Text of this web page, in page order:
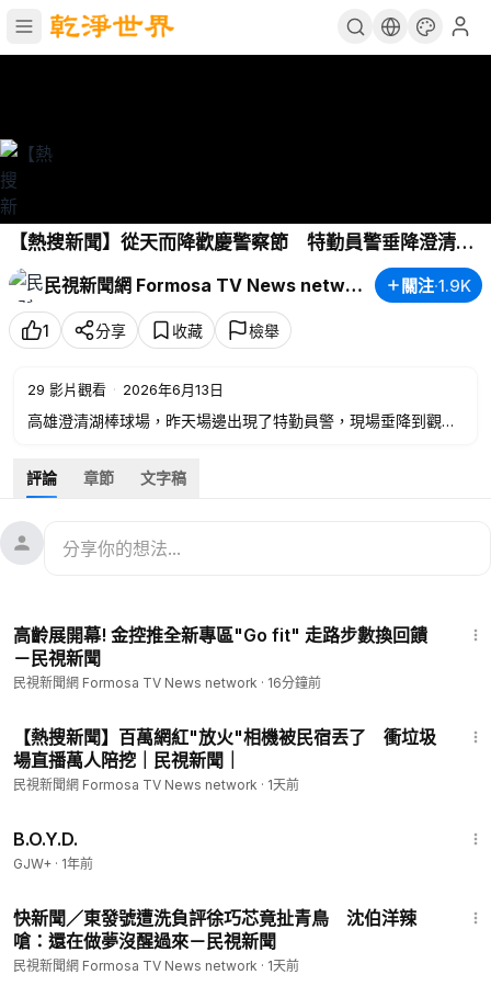
【熱搜新聞】從天而降歡慶警察節 特勤員警垂降澄清湖
球場｜民視新聞｜
民視新聞網 Formosa TV News network
關注·1.9K
1 分享 收藏 檢舉
29 影片觀看 · 2026年6月13日
高雄澄清湖棒球場，昨天場邊出現了特勤員警，現場垂降到觀眾
成為這個頻道的會員並獲得福利：
2E1PA/join
👇👇👇民視新聞人氣社群👇👇👇
◉按讚訂閱《民視新聞FB》，給您最快速優質新聞
◯歡迎訂閱《民視新聞網》，即時追蹤最有深度新聞
➔https://www.youtube.com/FTVCP
◉歡迎訂閱《民視新聞直播》，隨時直播最真實新聞
◯歡迎訂閱《民視讚夯》，隨時follow最熱門最優質節目
➔https://www.youtube.com/FTVNP
🉐隨時LINE一下新聞不漏接✅https://goo.gl/hze3Wv
🉐超方便手機APP立刻載📱https://goo.gl/UXPysp
🉐隨時隨地看電視📺https://goo.gl/fYB6on
評論 章節 文字稿
高齡展開幕! 金控推全新專區"Go fit" 走路步數換回饋
－民視新聞
民視新聞網 Formosa TV News network · 16分鐘前
【熱搜新聞】百萬網紅"放火"相機被民宿丟了 衝垃圾
場直播萬人陪挖｜民視新聞｜
民視新聞網 Formosa TV News network · 1天前
B.O.Y.D.
GJW+ · 1年前
快新聞／東發號遭洗負評徐巧芯竟扯青鳥 沈伯洋辣
嗆：還在做夢沒醒過來－民視新聞
民視新聞網 Formosa TV News network · 1天前